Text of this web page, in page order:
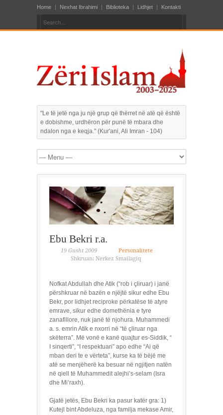
Home Nexhat Ibrahimi Biblioteka Lidhjet Kontakti
"Le të jetë nga ju një grup që thërret në atë që është
e dobishme, urdhëron për punë të mbara dhe
ndalon nga e keqja." (Kur'ani, Ali Imran - 104)
Ebu Bekri r.a.
19 Gusht 2009
Personalitete
Shkruan: Nerkez Smailagiq
Nofkat Abdullah dhe Atik (“rob i çliruar) i janë
përshkruar në bazën e njëjtë sikur edhe Ebu
Bekr, por lidhjet reciproke përkatëse të atyre
emrave, sikur edhe domethënia e tyre
zanafillore, nuk janë të njohura. Muhammedi
a. s. emrin Atik e nxorri në “të çliruar nga
skëterra”. Më vonë e kanë quajtur es-Siddik, “
I sinqerti”, “I respektuari” apo edhe “Ai që
mban deri te e vërteta”, kurse ka të bëjë me
atë se menjëherë ka besuar në ngjitjen natën
në qiell të Muhammedit alejhi’s-selam (Isra
dhe Mi’raxh).
Gjatë jetës, Ebu Bekri ka pasur katër gra: 1)
Kutejl bint Abdeluza, nga familja mekase Amir,